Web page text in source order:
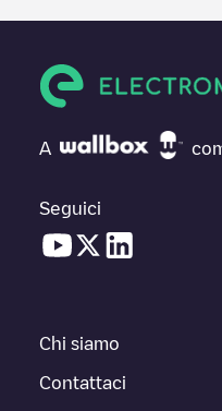
A
Seguici
Chi siamo
Contattaci